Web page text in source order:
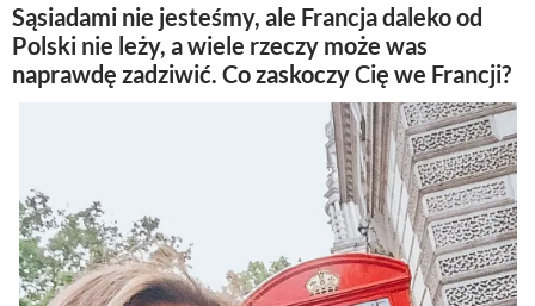
Sąsiadami nie jesteśmy, ale Francja daleko od
Polski nie leży, a wiele rzeczy może was
naprawdę zadziwić. Co zaskoczy Cię we Francji?